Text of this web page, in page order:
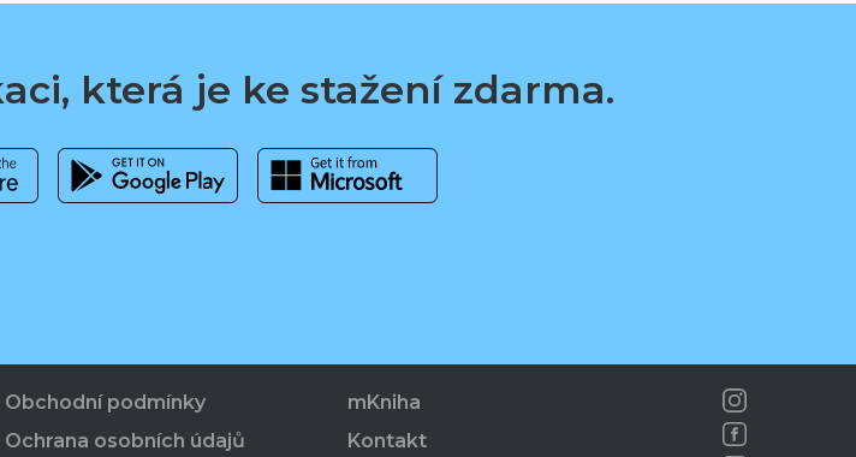
která je ke stažení zdarma.
Obchodní podmínky
Ochrana osobních údajů
mKniha
Kontakt